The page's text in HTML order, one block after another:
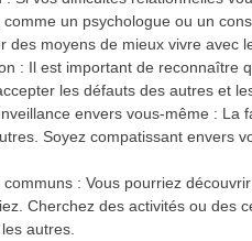
un psychologue ou un
des moyens de mieux vivre avec
: Il est important de reconnaître
les défauts des autres et
envers vous-même : La
Soyez compatissant envers
: Vous pourriez
Cherchez des activités ou des
autres.